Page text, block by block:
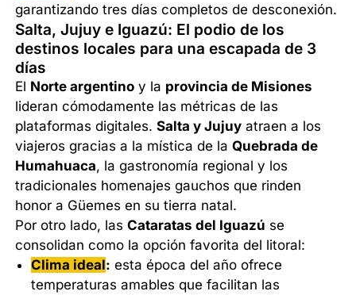
garantizando tres días completos de desconexión.
Salta, Jujuy e Iguazú: El podio de los
destinos locales para una escapada de 3
días
El Norte argentino y la provincia de Misiones
lideran cómodamente las métricas de las
plataformas digitales.Salta y Jujuy atraen a los
viajeros gracias a la mística de laQuebrada de
Humahuaca, la gastronomía regional y los
tradicionales homenajes gauchos que rinden
honor a Güemes en su tierra natal.
Por otro lado, lasCataratas del Iguazú se
consolidan como la opción favorita del litoral:
Clima ideal: esta época del año ofrece
temperaturas amables que facilitan las